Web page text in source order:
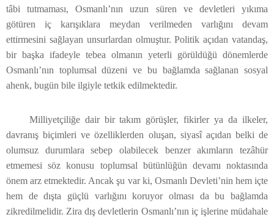
tâbi tutmaması, Osmanlı’nın uzun süren ve devletleri yıkıma
götüren iç karışıklara meydan verilmeden varlığını devam
ettirmesini sağlayan unsurlardan olmuştur. Politik açıdan vatandaş,
bir başka ifadeyle tebea olmanın yeterli görüldüğü dönemlerde
Osmanlı’nın toplumsal düzeni ve bu bağlamda sağlanan sosyal
ahenk, bugün bile ilgiyle tetkik edilmektedir.
Milliyetçiliğe dair bir takım görüşler, fikirler ya da ilkeler,
davranış biçimleri ve özelliklerden oluşan, siyasî açıdan belki de
olumsuz durumlara sebep olabilecek benzer akımların tezâhür
etmemesi söz konusu toplumsal bütünlüğün devamı noktasında
önem arz etmektedir. Ancak şu var ki, Osmanlı Devleti’nin hem içte
hem de dışta güçlü varlığını koruyor olması da bu bağlamda
zikredilmelidir. Zira dış devletlerin Osmanlı’nın iç işlerine müdahale